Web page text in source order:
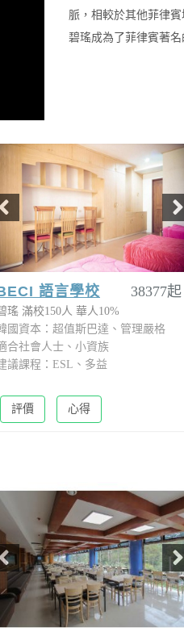
脈，相較於其他菲律
碧瑤成為了菲律賓著名
語言學校
瑤 滿校150人 華人10%
國資本：超值斯巴達、管理嚴格
合社會人士、小資族